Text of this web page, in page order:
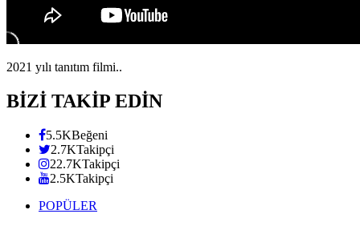
2021 yılı tanıtım filmi..
BİZİ TAKİP EDİN
5.5KBeğeni
2.7KTakipçi
22.7KTakipçi
2.5KTakipçi
POPÜLER